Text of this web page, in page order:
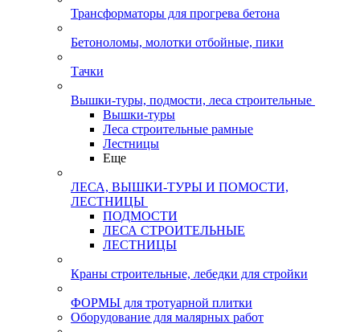
Трансформаторы для прогрева бетона
Бетоноломы, молотки отбойные, пики
Тачки
Вышки-туры, подмости, леса строительные
Вышки-туры
Леса строительные рамные
Лестницы
Еще
ЛЕСА, ВЫШКИ-ТУРЫ И ПОМОСТИ,
ЛЕСТНИЦЫ
ПОДМОСТИ
ЛЕСА СТРОИТЕЛЬНЫЕ
ЛЕСТНИЦЫ
Краны строительные, лебедки для стройки
ФОРМЫ для тротуарной плитки
Оборудование для малярных работ